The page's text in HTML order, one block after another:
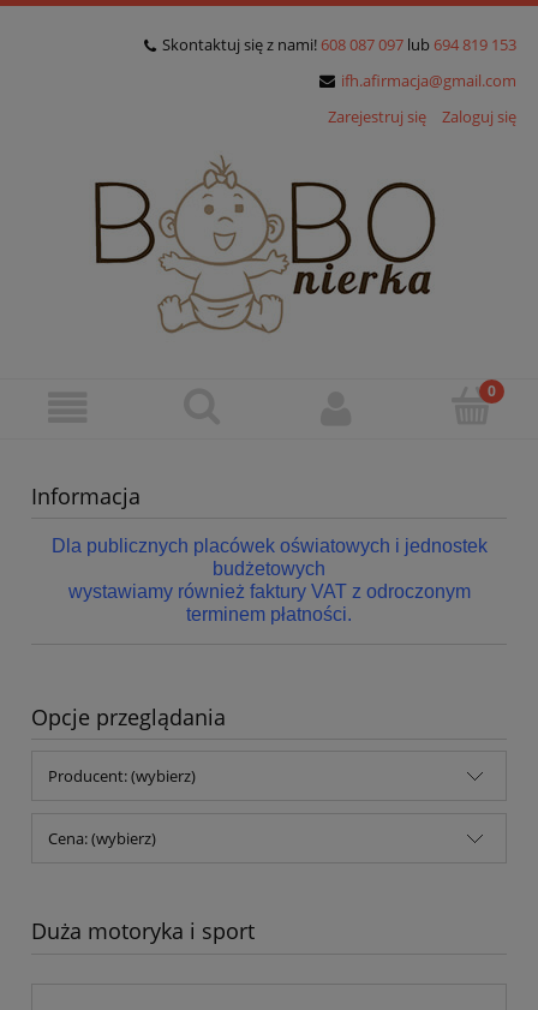
Skontaktuj się z nami! 608 087 097 lub 694 819 153
ifh.afirmacja@gmail.com
Zarejestruj się
Zaloguj się
Informacja
Dla publicznych placówek oświatowych i jednostek
budżetowych
wystawiamy również faktury VAT z odroczonym
terminem płatności.
Opcje przeglądania
Producent: (wybierz)
Cena: (wybierz)
Duża motoryka i sport